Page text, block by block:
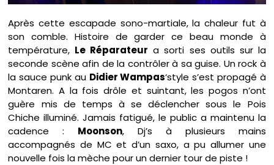
Après cette escapade sono-martiale, la chaleur fut à
son comble. Histoire de garder ce beau monde à
température, Le Réparateur a sorti ses outils sur la
seconde scène afin de la contrôler à sa guise. Un rock à
la sauce punk au Didier Wampas‘style s’est propagé à
Montaren. A la fois drôle et suintant, les pogos n’ont
guère mis de temps à se déclencher sous le Pois
Chiche illuminé. Jamais fatigué, le public a maintenu la
cadence : Moonson, Dj’s à plusieurs mains
accompagnés de MC et d’un saxo, a pu allumer une
nouvelle fois la mèche pour un dernier tour de piste !